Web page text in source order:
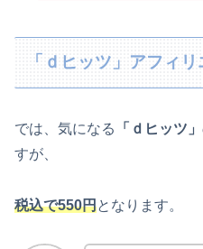
「ｄヒッツ」アフィ
では、気になる 「ｄヒッツ」
すが、
税込で550円となります。